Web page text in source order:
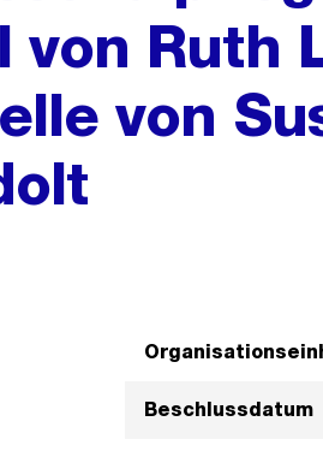
von Ruth
von
Beschlussdatum